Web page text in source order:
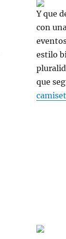
Y que
con
estilo
que